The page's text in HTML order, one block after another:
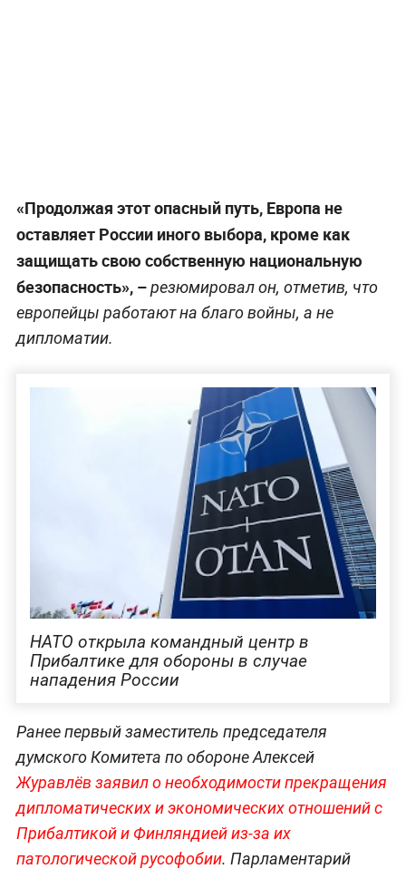
«Продолжая этот опасный путь, Европа не
оставляет России иного выбора, кроме как
защищать свою собственную национальную
безопасность», –резюмировал он, отметив, что
европейцы работают на благо войны, а не
дипломатии.
НАТО открыла командный центр в
Прибалтике для обороны в случае
нападения России
Ранее первый заместитель председателя
думского Комитета по обороне Алексей
Журавлёв заявил о необходимости прекращения
дипломатических и экономических отношений с
Прибалтикой и Финляндией из-за их
патологической русофобии. Парламентарий